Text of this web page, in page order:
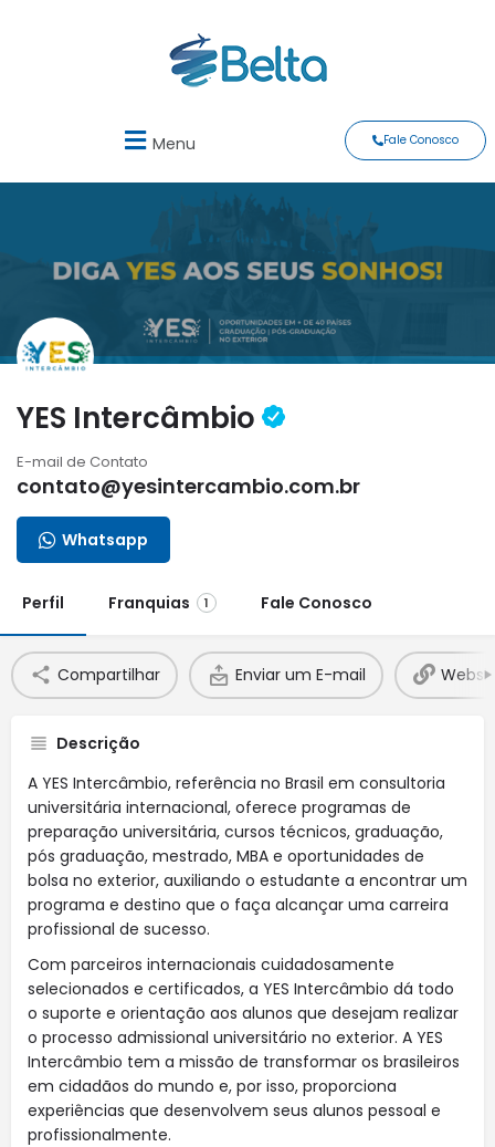
Menu Fale Conosco
YES Intercâmbio
E-mail de Contato
contato@yesintercambio.com.br
Whatsapp
Perfil Franquias 1 Fale Conosco
Compartilhar Enviar um E-mail
Descrição
A YES Intercâmbio, referência no Brasil em consultoria
universitária internacional, oferece programas de
preparação universitária, cursos técnicos, graduação,
pós graduação, mestrado, MBA e oportunidades de
bolsa no exterior, auxiliando o estudante a encontrar um
programa e destino que o faça alcançar uma carreira
profissional de sucesso.
Com parceiros internacionais cuidadosamente
selecionados e certificados, a YES Intercâmbio dá todo
o suporte e orientação aos alunos que desejam realizar
o processo admissional universitário no exterior. A YES
Intercâmbio tem a missão de transformar os brasileiros
em cidadãos do mundo e, por isso, proporciona
experiências que desenvolvem seus alunos pessoal e
profissionalmente.